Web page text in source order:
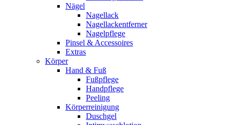
Nägel
Nagellack
Nagellackentferner
Nagelpflege
Pinsel & Accessoires
Extras
Körper
Hand & Fuß
Fußpflege
Handpflege
Peeling
Körperreinigung
Duschgel